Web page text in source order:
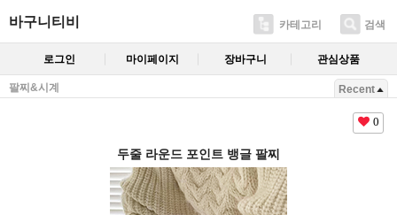
바구니티비 카테고리 검색
로그인 마이페이지 장바구니 관심상품
팔찌&시계 Recent
0
두줄 라운드 포인트 뱅글 팔찌